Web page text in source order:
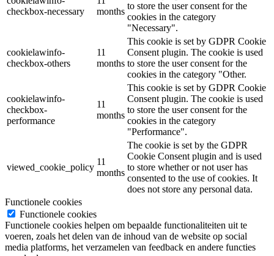
checkbox-necessary
months
to store the user consent for the
cookies in the category
"Necessary".
cookielawinfo-
checkbox-others
11
months
This cookie is set by GDPR Cookie
Consent plugin. The cookie is used
to store the user consent for the
cookies in the category "Other.
cookielawinfo-
checkbox-
performance
11
months
This cookie is set by GDPR Cookie
Consent plugin. The cookie is used
to store the user consent for the
cookies in the category
"Performance".
viewed_cookie_policy
11
months
The cookie is set by the GDPR
Cookie Consent plugin and is used
to store whether or not user has
consented to the use of cookies. It
does not store any personal data.
Functionele cookies
Functionele cookies
Functionele cookies helpen om bepaalde functionaliteiten uit te
voeren, zoals het delen van de inhoud van de website op social
media platforms, het verzamelen van feedback en andere functies